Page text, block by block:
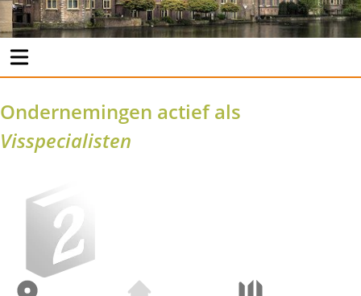
Ondernemingen actief als
Visspecialisten